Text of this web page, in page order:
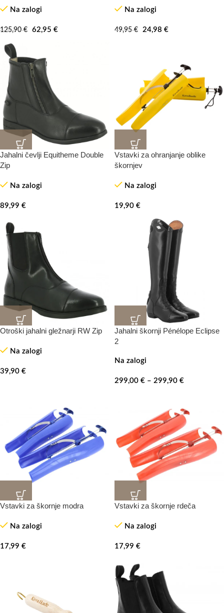
Na zalogi
125,90€ 62,95 €
Na zalogi
49,95€ 24,98 €
Jahalni čevlji Equitheme Double
Zip
Na zalogi
89,99 €
Vstavki za ohranjanje oblike
škornjev
Na zalogi
19,90 €
Otroški jahalni gležnarji RW Zip
Na zalogi
39,90 €
Jahalni škornji Pénélope Eclipse
2
Na zalogi
299,00 € – 299,90 €
Vstavki za škornje modra
Na zalogi
17,99 €
Vstavki za škornje rdeča
Na zalogi
17,99 €